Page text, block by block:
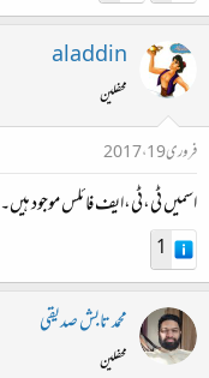
aladdin
محفلین
فروری 19، 2017
اسمیں ٹی،ٹی،ایف فائلس موجود ہیں۔
1
محمد تابش صدیقی
محفلین